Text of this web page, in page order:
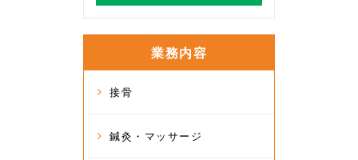
業務内容
接骨
鍼灸・マッサージ